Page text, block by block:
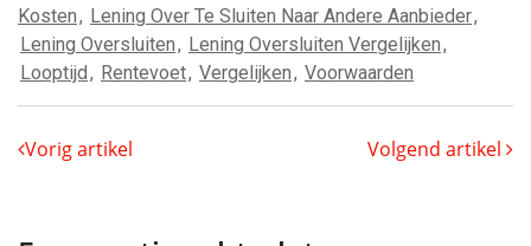
Kosten, Lening Over Te Sluiten Naar Andere Aanbieder,
Lening Oversluiten, Lening Oversluiten Vergelijken,
Looptijd, Rentevoet, Vergelijken, Voorwaarden
Vorig artikel Volgend artikel